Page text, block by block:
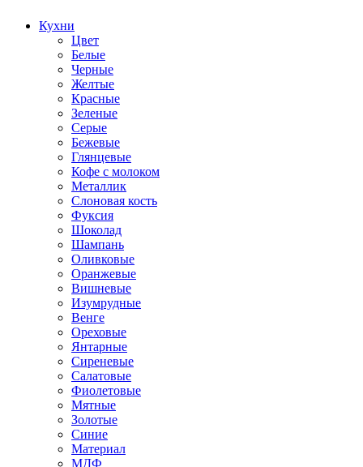
Кухни
Цвет
Белые
Черные
Желтые
Красные
Зеленые
Серые
Бежевые
Глянцевые
Кофе с молоком
Металлик
Слоновая кость
Фуксия
Шоколад
Шампань
Оливковые
Оранжевые
Вишневые
Изумрудные
Венге
Ореховые
Янтарные
Сиреневые
Салатовые
Фиолетовые
Мятные
Золотые
Синие
Материал
МДФ